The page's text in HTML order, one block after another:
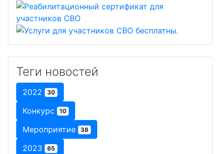
Теги новостей
2022 30
Конкурс 10
Мероприятие 38
2023 65